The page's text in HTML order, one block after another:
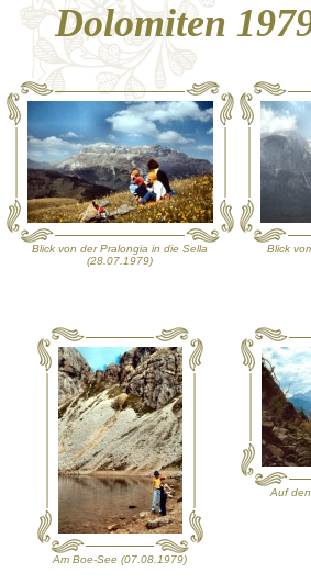
Dolomiten
Blick von der Pralongia in die Sella
(28.07.1979)
Blick
Am Boe-See (07.08.1979)
Auf